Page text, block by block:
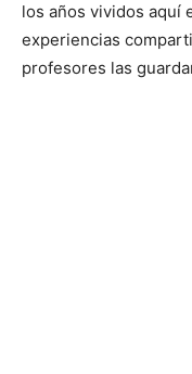
los años vividos aquí
experiencias
profesores las